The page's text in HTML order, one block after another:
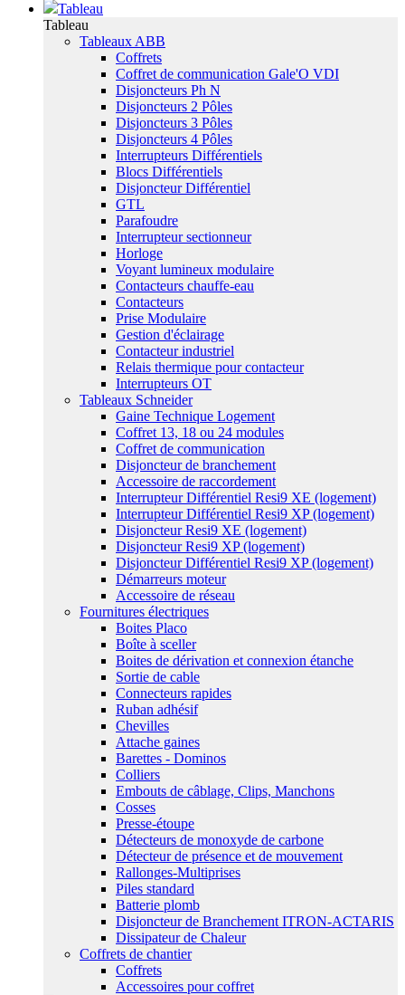
Tableau
Tableau
Tableaux ABB
Coffrets
Coffret de communication Gale'O VDI
Disjoncteurs Ph N
Disjoncteurs 2 Pôles
Disjoncteurs 3 Pôles
Disjoncteurs 4 Pôles
Interrupteurs Différentiels
Blocs Différentiels
Disjoncteur Différentiel
GTL
Parafoudre
Interrupteur sectionneur
Horloge
Voyant lumineux modulaire
Contacteurs chauffe-eau
Contacteurs
Prise Modulaire
Gestion d'éclairage
Contacteur industriel
Relais thermique pour contacteur
Interrupteurs OT
Tableaux Schneider
Gaine Technique Logement
Coffret 13, 18 ou 24 modules
Coffret de communication
Disjoncteur de branchement
Accessoire de raccordement
Interrupteur Différentiel Resi9 XE (logement)
Interrupteur Différentiel Resi9 XP (logement)
Disjoncteur Resi9 XE (logement)
Disjoncteur Resi9 XP (logement)
Disjoncteur Différentiel Resi9 XP (logement)
Démarreurs moteur
Accessoire de réseau
Fournitures électriques
Boites Placo
Boîte à sceller
Boites de dérivation et connexion étanche
Sortie de cable
Connecteurs rapides
Ruban adhésif
Chevilles
Attache gaines
Barettes - Dominos
Colliers
Embouts de câblage, Clips, Manchons
Cosses
Presse-étoupe
Détecteurs de monoxyde de carbone
Détecteur de présence et de mouvement
Rallonges-Multiprises
Piles standard
Batterie plomb
Disjoncteur de Branchement ITRON-ACTARIS
Dissipateur de Chaleur
Coffrets de chantier
Coffrets
Accessoires pour coffret